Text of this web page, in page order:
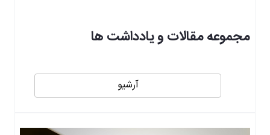
مجموعه مقالات و یادداشت ها
آرشیو